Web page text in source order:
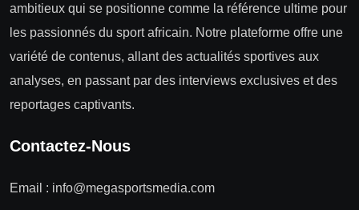
ambitieux qui se positionne comme la référence ultime pour
les passionnés du sport africain. Notre plateforme offre une
variété de contenus, allant des actualités sportives aux
analyses, en passant par des interviews exclusives et des
reportages captivants.
Contactez-Nous
Email : info@megasportsmedia.com